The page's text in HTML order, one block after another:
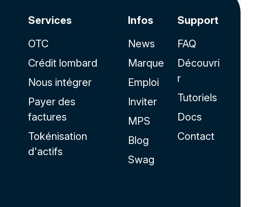
Services
OTC
Crédit lombard
Nous intégrer
Payer des
factures
Tokénisation
d'actifs
Infos
News
Marque
Emploi
Inviter
MPS
Blog
Swag
Support
FAQ
Découvri
r
Tutoriels
Docs
Contact